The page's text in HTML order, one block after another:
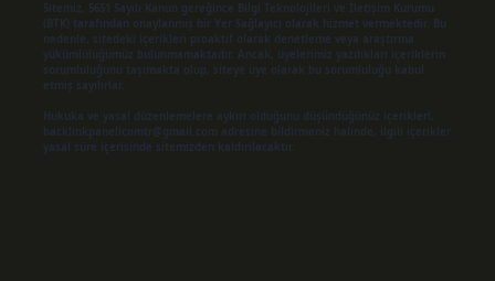
Sitemiz, 5651 Sayılı Kanun gereğince Bilgi Teknolojileri ve İletişim Kurumu
(BTK) tarafından onaylanmış bir Yer Sağlayıcı olarak hizmet vermektedir. Bu
nedenle, sitedeki içerikleri proaktif olarak denetleme veya araştırma
yükümlülüğümüz bulunmamaktadır. Ancak, üyelerimiz yazdıkları içeriklerin
sorumluluğunu taşımakta olup, siteye üye olarak bu sorumluluğu kabul
etmiş sayılırlar.
Hukuka ve yasal düzenlemelere aykırı olduğunu düşündüğünüz içerikleri,
backlinkpanelicomtr@gmail.com
adresine bildirmeniz halinde, ilgili içerikler
yasal süre içerisinde sitemizden kaldırılacaktır.